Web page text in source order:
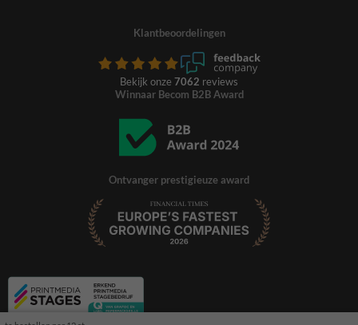
Klantbeoordelingen
Bekijk onze 7062 reviews
Winnaar Becom B2B Award
Ontvanger prestigieuze award